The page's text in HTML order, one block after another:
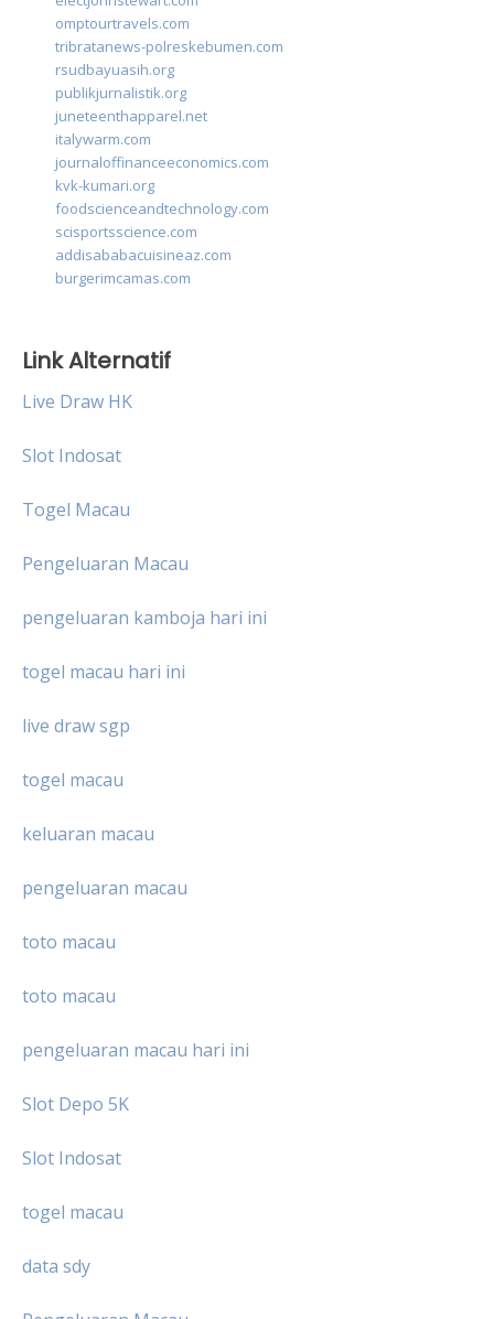
omptourtravels.com
tribratanews-polreskebumen.com
rsudbayuasih.org
publikjurnalistik.org
juneteenthapparel.net
italywarm.com
journaloffinanceeconomics.com
kvk-kumari.org
foodscienceandtechnology.com
scisportsscience.com
addisababacuisineaz.com
burgerimcamas.com
Link Alternatif
Live Draw HK
Slot Indosat
Togel Macau
Pengeluaran Macau
pengeluaran kamboja hari ini
togel macau hari ini
live draw sgp
togel macau
keluaran macau
pengeluaran macau
toto macau
toto macau
pengeluaran macau hari ini
Slot Depo 5K
Slot Indosat
togel macau
data sdy